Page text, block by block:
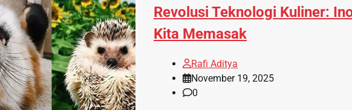
Revolusi Teknologi Kuliner:
Kita Memasak
Rafi Aditya
November 19, 2025
0